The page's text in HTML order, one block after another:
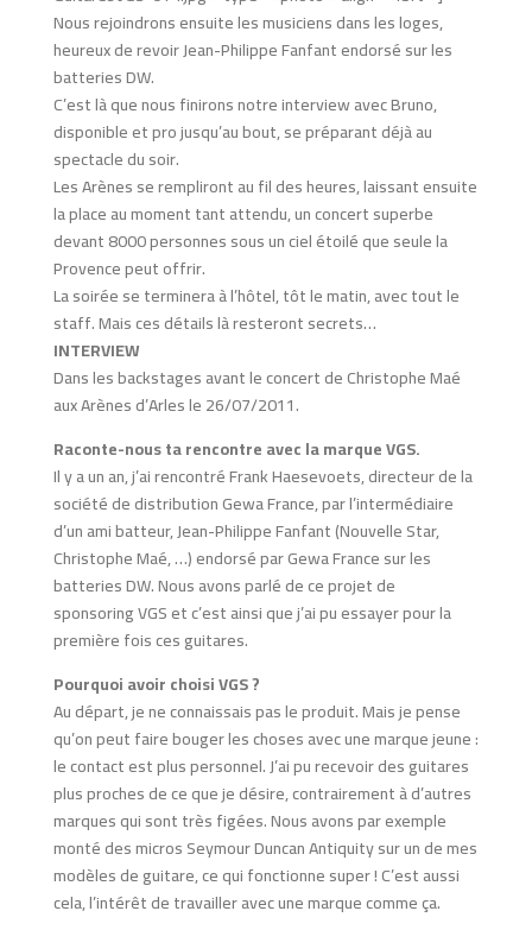
Nous rejoindrons ensuite les musiciens dans les loges,
heureux de revoir Jean-Philippe Fanfant endorsé sur les
batteries DW.
C’est là que nous finirons notre interview avec Bruno,
disponible et pro jusqu’au bout, se préparant déjà au
spectacle du soir.
Les Arènes se rempliront au fil des heures, laissant ensuite
la place au moment tant attendu, un concert superbe
devant 8000 personnes sous un ciel étoilé que seule la
Provence peut offrir.
La soirée se terminera à l’hôtel, tôt le matin, avec tout le
staff. Mais ces détails là resteront secrets…
INTERVIEW
Dans les backstages avant le concert de Christophe Maé
aux Arènes d’Arles le 26/07/2011.
Raconte-nous ta rencontre avec la marque VGS.
Il y a un an, j’ai rencontré Frank Haesevoets, directeur de la
société de distribution Gewa France, par l’intermédiaire
d’un ami batteur, Jean-Philippe Fanfant (Nouvelle Star,
Christophe Maé, …) endorsé par Gewa France sur les
batteries DW. Nous avons parlé de ce projet de
sponsoring VGS et c’est ainsi que j’ai pu essayer pour la
première fois ces guitares.
Pourquoi avoir choisi VGS ?
Au départ, je ne connaissais pas le produit. Mais je pense
qu’on peut faire bouger les choses avec une marque jeune :
le contact est plus personnel. J’ai pu recevoir des guitares
plus proches de ce que je désire, contrairement à d’autres
marques qui sont très figées. Nous avons par exemple
monté des micros Seymour Duncan Antiquity sur un de mes
modèles de guitare, ce qui fonctionne super ! C’est aussi
cela, l’intérêt de travailler avec une marque comme ça.